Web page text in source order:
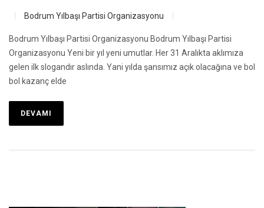
Bodrum Yılbaşı Partisi Organizasyonu
Bodrum Yılbaşı Partisi Organizasyonu Bodrum Yılbaşı Partisi
Organizasyonu Yeni bir yıl yeni umutlar. Her 31 Aralıkta aklımıza
gelen ilk slogandır aslında. Yani yılda şansımız açık olacağına ve bol
bol kazanç elde
DEVAMI